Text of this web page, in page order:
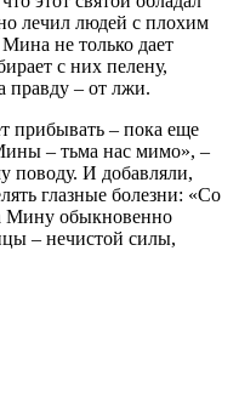
лечил людей с плохим
не только дает
с них пелену,
правду – от лжи.
прибывать – пока еще
– тьма нас мимо», –
поводу. И добавляли,
глазные болезни: «Со
Мину обыкновенно
– нечистой силы,